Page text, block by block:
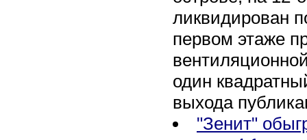
ликвидирован
первом этаже
один
выхода
"Зенит"